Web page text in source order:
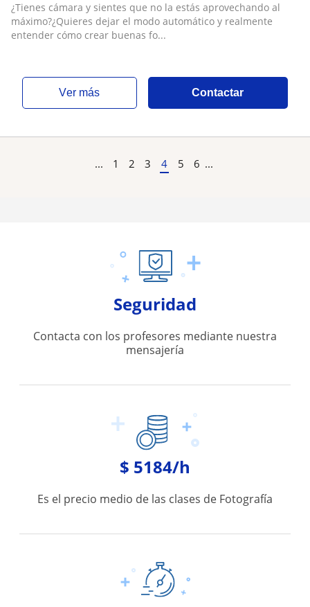
¿Tienes cámara y sientes que no la estás aprovechando al
máximo?¿Quieres dejar el modo automático y realmente
entender cómo crear buenas fo...
ver más Contactar
... 1 2 3 4 5 6 ...
Seguridad
Contacta con los profesores mediante nuestra
mensajería
$ 5184/h
Es el precio medio de las clases de Fotografía